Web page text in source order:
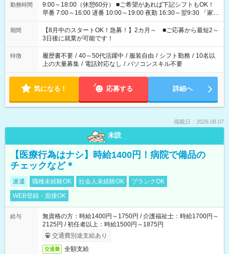
勤務時間
9:00～18:00（休憩60分） ■ご希望があれば下記シフトもOK！
早番 7:00～16:00 遅番 10:00～19:00 夜勤 16:30～翌9:30 「家族
と休みを合わせたい」 「余裕を持って夕飯の準備がしたい」
「できれば残業はしたくない」 など、ご希望を教えてください
ね。 ※Wワーク希望の方へ 今ご覧のお仕事で希望する勤務時間
と、もう1つのお仕事の勤務時間。 合計で週40時間を超える場
合は応募できません。
期間
【8月中のスタートOK！急募！】2カ月～ ■ご応募から最短2～
3日後に就業が可能です！
特徴 履歴書不要 / 40～50代活躍中 / 服装自由 / シフト勤務 / 10名以
上の大量募集 / 電話対応なし / パソコンスキル不要
気になる！ 応募する 詳細へ
掲載日：2026.08.07
未読
【医療行為はナシ】時給1400円！病院で備品の
チェックなど＊
派遣 職種未経験OK 社会人未経験OK
ブランクOK
WEB登録・面接OK
給与
無資格の方：時給1400円～1750円 / 介護福祉士：時給1700円～
2125円 / 初任者以上：時給1500円～1875円
交通費別途支給あり
交通費 全額支給